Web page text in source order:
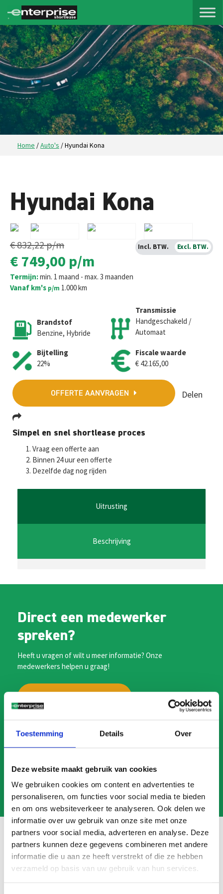
Toestemming Details Over
Deze website maakt gebruik van cookies
We gebruiken cookies om content en advertenties te
personaliseren, om functies voor social media te bieden
en om ons websiteverkeer te analyseren. Ook delen we
informatie over uw gebruik van onze site met onze
partners voor social media, adverteren en analyse. Deze
partners kunnen deze gegevens combineren met andere
informatie die u aan ze heeft verstrekt of die ze hebben
verzameld op basis van uw gebruik van hun services.
Home /Auto's /Hyundai Kona
Hyundai Kona
€ 832,22p/m
€ 749,00 p/m
Termijn:min. 1 maand - max. 3 maanden
Vanaf km's p/m 1.000 km
Brandstof
Benzine, Hybride
Bijtelling
22%
Transmissie
Handgeschakeld /
Automaat
Fiscale waarde
€ 42.165,00
OFFERTE AANVRAGEN Delen
Fa
ce
b
o
o
T
wi
tt
er
E
m
ai
l
W
h
at
sA
p
p
M
se
ge
r
Simpel en snel shortlease proces
Vraag een offerte aan
Binnen 24 uur een offerte
Dezelfde dag nog rijden
Incl. BTW. Excl. BTW.
Uitrusting
Beschrijving
Direct een medewerker
spreken?
Heeft u vragen of wilt u meer informatie? Onze
medewerkers helpen u graag!
Veelgestelde vragen
Search